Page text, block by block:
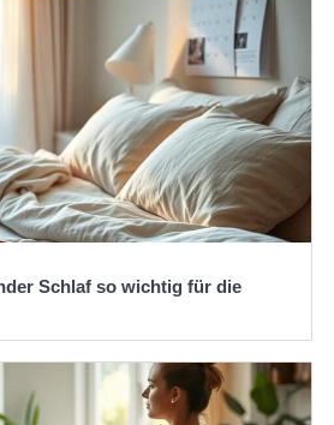
Schlaf so wichtig für die